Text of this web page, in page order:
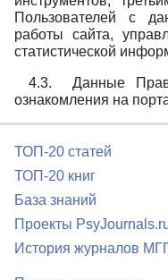
Пользователей с
работы сайта,
статистической
4.3. Данные
ознакомления на
ТОП-20 статей
ТОП-20 книг
База знаний
Проекты
История журналов